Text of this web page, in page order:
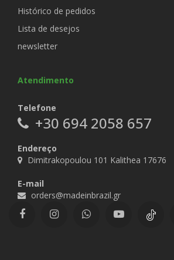
Histórico de pedidos
Lista de desejos
newsletter
Atendimento
Telefone
+30 694 2058 657
Endereço
Dimitrakopoulou 101 Kalithea 17676
E-mail
orders@madeinbrazil.gr